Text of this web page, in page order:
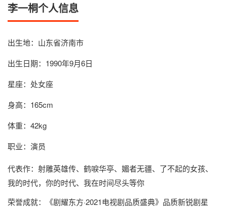
李一桐个人信息
出生地：山东省济南市
出生日期：1990年9月6日
星座：处女座
身高：165cm
体重：42kg
职业：演员
代表作：射雕英雄传、鹤唳华亭、媚者无疆、了不起的女孩、
我的时代，你的时代、我在时间尽头等你
荣誉成就：《剧耀东方·2021电视剧品质盛典》品质新锐剧星